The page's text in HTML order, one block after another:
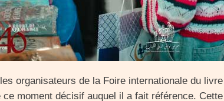
organisateurs de la Foire internationale du
moment décisif auquel il a fait référence.